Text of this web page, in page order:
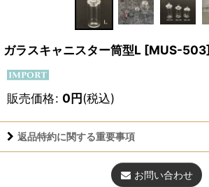
ガラスキャニスター筒型L [MUS-503]
販売価格: 0円(税込)
返品特約に関する重要事項
お問い合わせ